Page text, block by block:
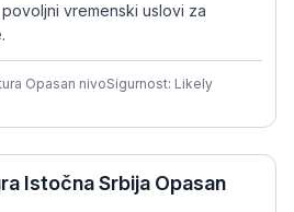
vremenski uslovi za
Opasan nivoSigurnost: Likely
Istočna Srbija Opasan